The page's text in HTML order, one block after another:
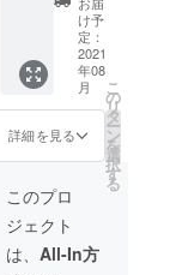
しま
す。 ※
記載を
希望す
るお名
前を備
考欄に
い。 ※
予定時
期は目
安です
状況に
よりお
届け時
期は前
後する
可能性
があり
※記載を
希望す
るお名
前を備
考欄に
ご記入
セット
です。
南郷の
フルー
ツセッ
ト、ぜ
ひお楽
しみく
ださ
い！ ②
支援者
のお名
前を記
載した
け予
定：
2021
年08
月
詳細を見る
こ
の
リ
タ
ー
ン
を
選
択
す
る
このプロ
ジェクト
は、 All-In方